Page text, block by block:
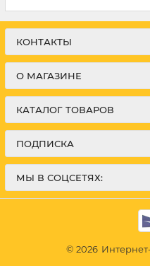
КОНТАКТЫ
О МАГАЗИНЕ
КАТАЛОГ ТОВАРОВ
ПОДПИСКА
МЫ В СОЦСЕТЯХ:
© 2026